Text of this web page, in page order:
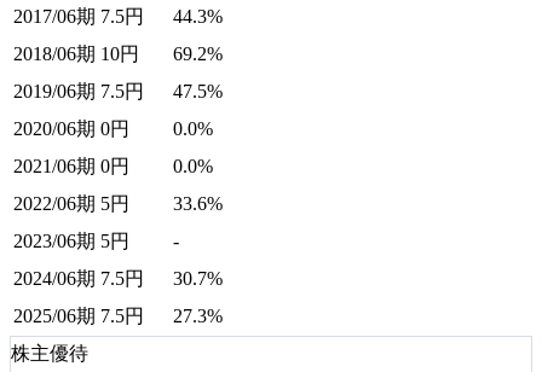
2017/06期 7.5円
44.3%
2018/06期 10円
69.2%
2019/06期 7.5円
47.5%
2020/06期 0円
0.0%
2021/06期 0円
0.0%
2022/06期 5円
33.6%
2023/06期 5円
-
2024/06期 7.5円
30.7%
2025/06期 7.5円
27.3%
株主優待